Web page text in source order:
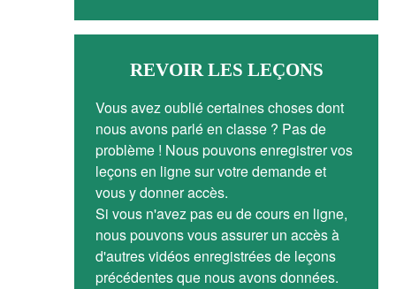
REVOIR LES LEÇONS
Vous avez oublié certaines choses dont
nous avons parlé en classe ? Pas de
problème ! Nous pouvons enregistrer vos
leçons en ligne sur votre demande et
vous y donner accès.
Si vous n'avez pas eu de cours en ligne,
nous pouvons vous assurer un accès à
d'autres vidéos enregistrées de leçons
précédentes que nous avons données.